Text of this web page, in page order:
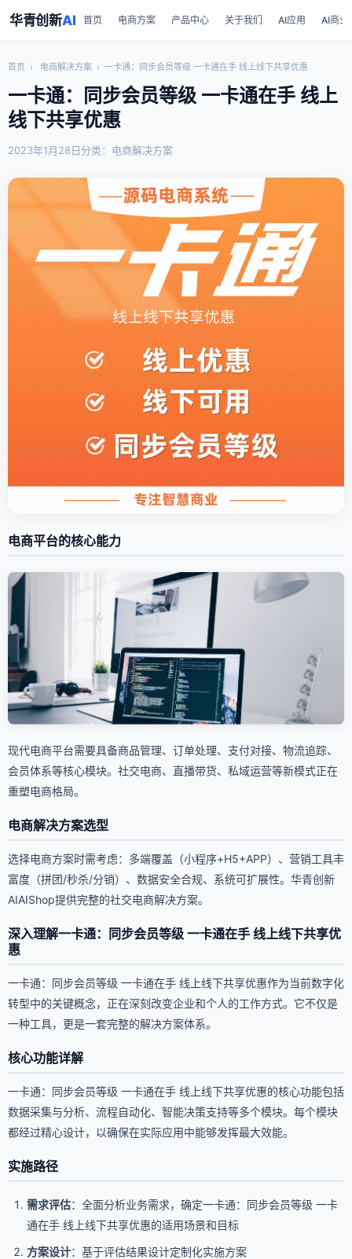
华青创新AI 首页 电商方案 产品中心 关于我们 AI应用 AI商业
首页 › 电商解决方案 › 一卡通：同步会员等级 一卡通在手 线上线下共享优惠
一卡通：同步会员等级 一卡通在手 线上
线下共享优惠
2023年1月28日分类：电商解决方案
电商平台的核心能力
现代电商平台需要具备商品管理、订单处理、支付对接、物流追踪、
会员体系等核心模块。社交电商、直播带货、私域运营等新模式正在
重塑电商格局。
电商解决方案选型
选择电商方案时需考虑：多端覆盖（小程序+H5+APP）、营销工具丰
富度（拼团/秒杀/分销）、数据安全合规、系统可扩展性。华青创新
AIAIShop提供完整的社交电商解决方案。
深入理解一卡通：同步会员等级 一卡通在手 线上线下共享优
惠
一卡通：同步会员等级 一卡通在手 线上线下共享优惠作为当前数字化
转型中的关键概念，正在深刻改变企业和个人的工作方式。它不仅是
一种工具，更是一套完整的解决方案体系。
核心功能详解
一卡通：同步会员等级 一卡通在手 线上线下共享优惠的核心功能包括
数据采集与分析、流程自动化、智能决策支持等多个模块。每个模块
都经过精心设计，以确保在实际应用中能够发挥最大效能。
实施路径
需求评估：全面分析业务需求，确定一卡通：同步会员等级 一卡
通在手 线上线下共享优惠的适用场景和目标
方案设计：基于评估结果设计定制化实施方案